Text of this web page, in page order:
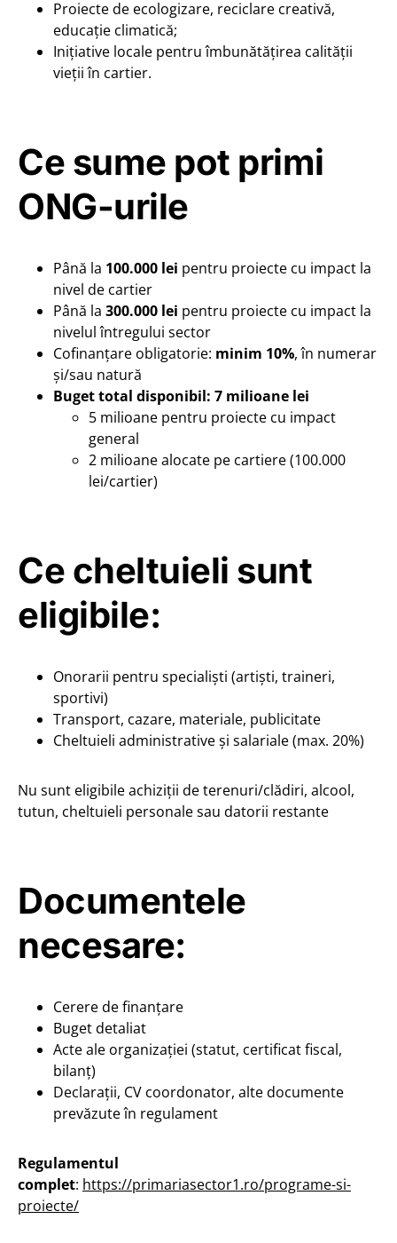
Proiecte de ecologizare, reciclare creativă,
educație climatică;
Inițiative locale pentru îmbunătățirea calității
vieții în cartier.
Ce sume pot primi
ONG-urile
Până la 100.000 lei pentru proiecte cu impact la
nivel de cartier
Până la 300.000 lei pentru proiecte cu impact la
nivelul întregului sector
Cofinanțare obligatorie: minim 10%, în numerar
și/sau natură
Buget total disponibil: 7 milioane lei
5 milioane pentru proiecte cu impact
general
2 milioane alocate pe cartiere (100.000
lei/cartier)
Ce cheltuieli sunt
eligibile:
Onorarii pentru specialiști (artiști, traineri,
sportivi)
Transport, cazare, materiale, publicitate
Cheltuieli administrative și salariale (max. 20%)
Nu sunt eligibile achiziții de terenuri/clădiri, alcool,
tutun, cheltuieli personale sau datorii restante
Documentele
necesare:
Cerere de finanțare
Buget detaliat
Acte ale organizației (statut, certificat fiscal,
bilanț)
Declarații, CV coordonator, alte documente
prevăzute în regulament
Regulamentul
complet: https://primariasector1.ro/programe-si-
proiecte/